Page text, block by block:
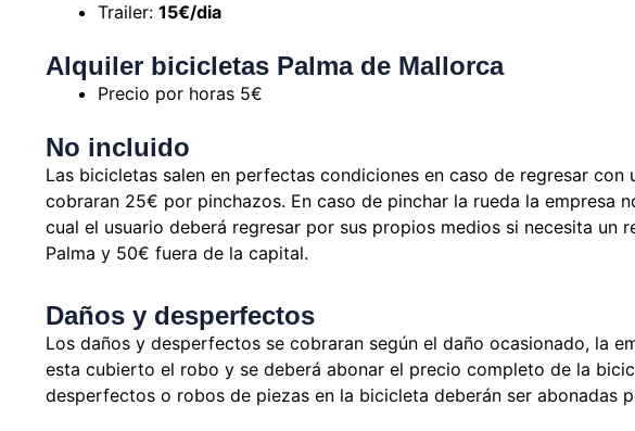
Trailer: 15€/dia
Alquiler bicicletas Palma de Mallorca
Precio por horas 5€
No incluido
Las bicicletas salen en perfectas condiciones en caso de regresar con
cobraran 25€ por pinchazos. En caso de pinchar la rueda la empresa
cual el usuario deberá regresar por sus propios medios si necesita un
Palma y 50€ fuera de la capital.
Daños y desperfectos
Los daños y desperfectos se cobraran según el daño ocasionado, la
esta cubierto el robo y se deberá abonar el precio completo de la
desperfectos o robos de piezas en la bicicleta deberán ser abonadas